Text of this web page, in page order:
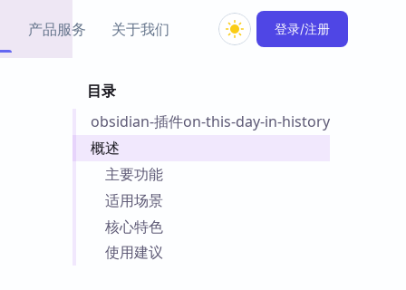
产品服务
Obsidian 教程
关于我们 登录/注册
目录
obsidian-插件on-this-day-in-history
概述
主要功能
适用场景
核心特色
使用建议